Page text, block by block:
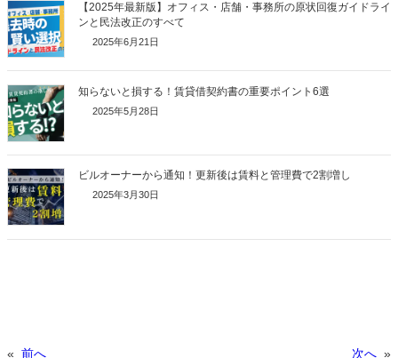
【2025年最新版】オフィス・店舗・事務所の原状回復ガイドライ
ンと民法改正のすべて
2025年6月21日
知らないと損する！賃貸借契約書の重要ポイント6選
2025年5月28日
ビルオーナーから通知！更新後は賃料と管理費で2割増し
2025年3月30日
« 前へ 次へ »